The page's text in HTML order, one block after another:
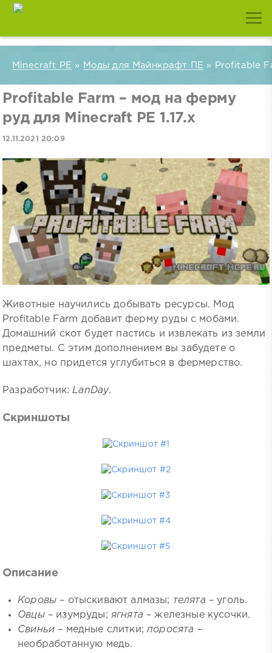
Minecraft PE » Моды для Майнкрафт ПЕ » Profitable
Profitable Farm – мод на ферму
руд для Minecraft PE 1.17.x
12.11.2021 20:09
Животные научились добывать ресурсы. Мод
Profitable Farm добавит ферму руды с мобами.
Домашний скот будет пастись и извлекать из земли
предметы. С этим дополнением вы забудете о
шахтах, но придется углубиться в фермерство.
Разработчик:LanDay.
Скриншоты
Описание
Коровы – отыскивают алмазы; телята– уголь.
Овцы– изумруды; ягнята– железные кусочки.
Свиньи – медные слитки;поросята –
необработанную медь.